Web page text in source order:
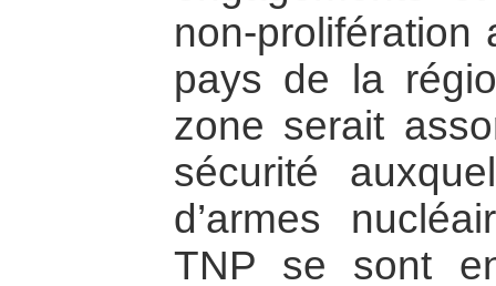
non-prolifération
pays de la
zone serait
sécurité
d’armes
TNP se sont